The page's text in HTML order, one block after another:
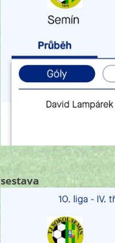
sestava